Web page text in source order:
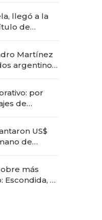
llegó a la
de
Martínez
argentinos
por
de
experiencias
US$
de
más
el